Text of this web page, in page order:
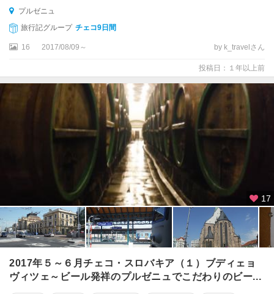
プルゼニュ
旅行記グループ チェコ9日間
16 2017/08/09～ by k_travelさん
投稿日：１年以上前
17
2017年５～６月チェコ・スロバキア（１）ブディェョ
ヴィツェ～ビール発祥のプルゼニュでこだわりのビー...